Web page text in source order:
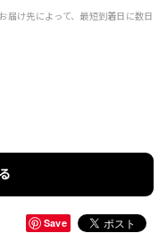
け先によって、最短到着日に数日
Save